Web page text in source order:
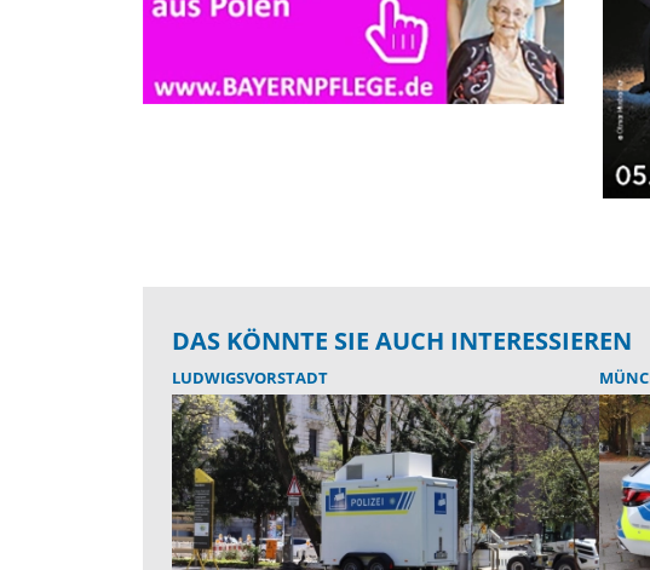
DAS KÖNNTE SIE AUCH INTERESSIEREN
LUDWIGSVORSTADT